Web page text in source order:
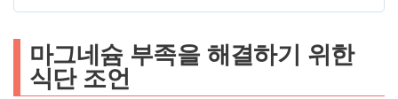
마그네슘 부족을 해결하기 위한
식단 조언